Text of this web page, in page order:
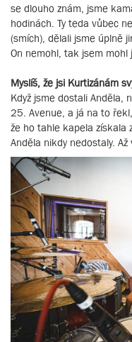
se dlouho znám, jsme
hodinách. Ty teda vůbec
(smích), dělali jsme úplně
On nemohl, tak jsem mohl
Myslíš, že jsi Kurtizánám
Když jsme dostali Anděla,
25. Avenue, a já na to
že ho tahle kapela získala
Anděla nikdy nedostaly.